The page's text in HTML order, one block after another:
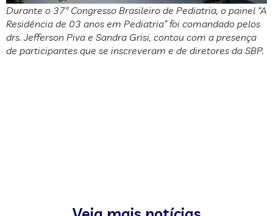
Durante o 37º Congresso Brasileiro de Pediatria, o painel “A
Residência de 03 anos em Pediatria” foi comandado pelos
drs. Jefferson Piva e Sandra Grisi, contou com a presença
de participantes que se inscreveram e de diretores da SBP.